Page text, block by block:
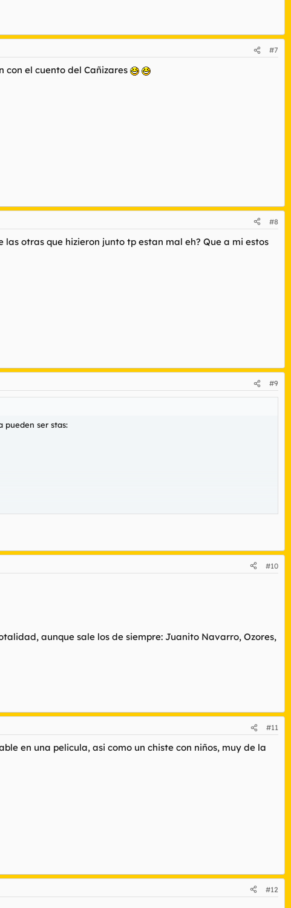
#7
con el cuento del Cañizares
#8
otras que hizieron junto tp estan mal eh? Que a mi estos
#9
pueden ser stas:
#10
aunque sale los de siempre: Juanito Navarro, Ozores,
#11
en una pelicula, asi como un chiste con niños, muy de la
#12